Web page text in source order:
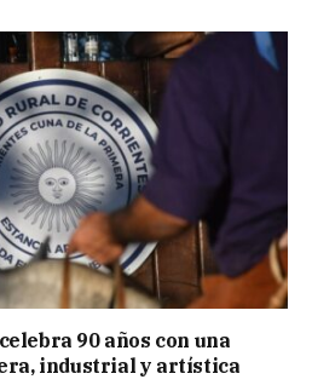
90 años con una
industrial y artística